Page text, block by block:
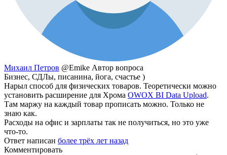
Михаил Петров @Emike Автор вопроса
Бизнес, СДЛы, писанина, йога, счастье )
Нарыл способ для физических товаров. Теоретически можно
установить расширение для Хрома OWOX BI Data Upload.
Там маржу на каждый товар прописать можно. Только не
знаю как.
Расходы на офис и зарплаты так не получиться, но это уже
что-то.
Ответ написан более трёх лет назад
Комментировать